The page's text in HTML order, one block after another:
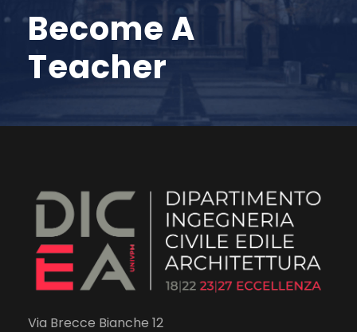
Become A
Teacher
Via Brecce Bianche 12